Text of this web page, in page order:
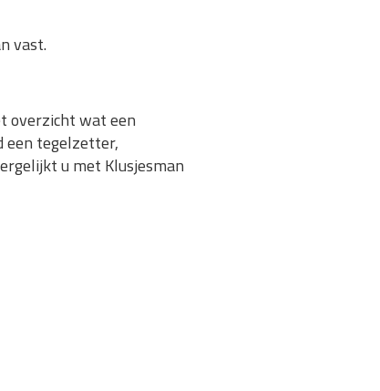
vast.
overzicht wat een
een tegelzetter,
u met Klusjesman